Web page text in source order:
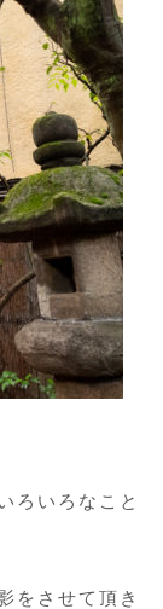
ろいろなこと
をさせて頂き